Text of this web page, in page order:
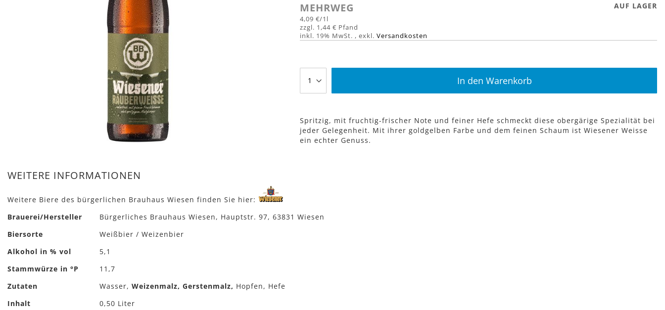
MEHRWEG
4,09 €/1l
1,44 €
inkl. 19% MwSt. ,exkl.Versandkosten
AUF LAGER
In den Warenkorb
Spritzig, mit fruchtig-frischer Note und feiner Hefe schmeckt diese obergärige Spezialität bei
jeder Gelegenheit. Mit ihrer goldgelben Farbe und dem feinen Schaum ist Wiesener Weisse
ein echter Genuss.
der
springen
WEITERE INFORMATIONEN
Weitere Biere des bürgerlichen Brauhaus Wiesen finden Sie hier:
Mehr
Brauerei/Hersteller
Bürgerliches Brauhaus Wiesen, Hauptstr. 97, 63831 Wiesen
Biersorte
Weißbier / Weizenbier
Alkohol in % vol
5,1
Stammwürze in °P
11,7
Zutaten
Wasser, Weizenmalz, Gerstenmalz, Hopfen, Hefe
Inhalt
0,50 Liter